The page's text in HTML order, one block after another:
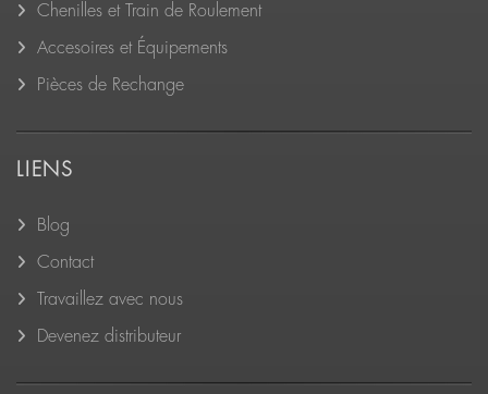
Chenilles et Train de Roulement
Accesoires et Équipements
Pièces de Rechange
LIENS
Blog
Contact
Travaillez avec nous
Devenez distributeur